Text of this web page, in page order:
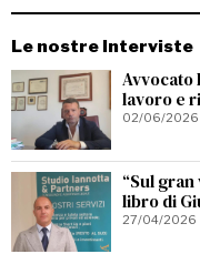
Le nostre Interviste
Avvocato
lavoro e
02/06/2026
“Sul
libro di
27/04/2026